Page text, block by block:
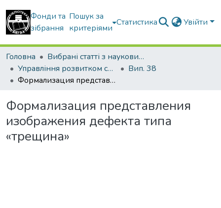
Фонди та
зібрання
Пошук за
критеріями
Статистика Увійти
Головна
Вибрані статті з наукових збірників КНУБА
Управління розвитком складних систем
Вип. 38
Формализация представления изображения дефекта типа «трещина»
Формализация представления
изображения дефекта типа
«трещина»